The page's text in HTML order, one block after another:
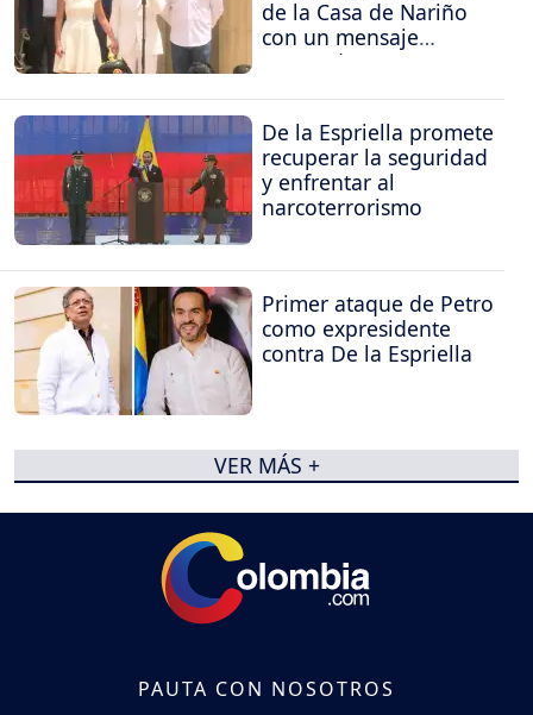
de la Casa de Nariño
con un mensaje
contundente
De la Espriella promete
recuperar la seguridad
y enfrentar al
narcoterrorismo
Primer ataque de Petro
como expresidente
contra De la Espriella
VER MÁS +
PAUTA CON NOSOTROS